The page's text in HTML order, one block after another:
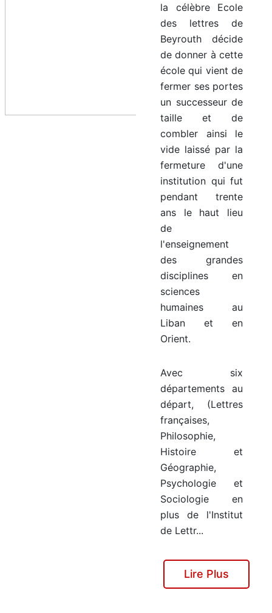
la célèbre Ecole
des lettres de
Beyrouth décide
de donner à cette
école qui vient de
fermer ses portes
un successeur de
taille et de
combler ainsi le
vide laissé par la
fermeture d'une
institution qui fut
pendant trente
ans le haut lieu
de
l'enseignement
des grandes
disciplines en
sciences
humaines au
Liban et en
Orient.
Avec six
départements au
départ, (Lettres
françaises,
Philosophie,
Histoire et
Géographie,
Psychologie et
Sociologie en
plus de l'Institut
de Lettr...
Lire Plus